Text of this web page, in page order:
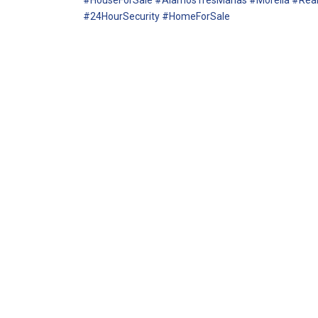
#24HourSecurity #HomeForSale